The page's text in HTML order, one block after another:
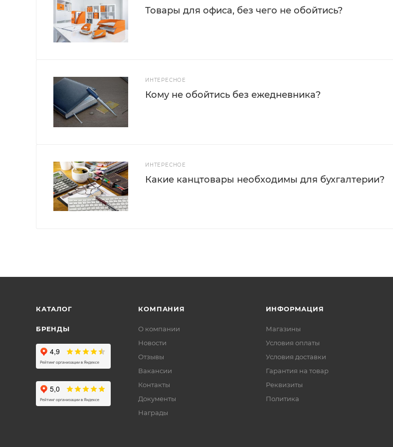
Товары для офиса, без чего не обойтись?
ИНТЕРЕСНОЕ
Кому не обойтись без ежедневника?
ИНТЕРЕСНОЕ
Какие канцтовары необходимы для бухгалтерии?
КАТАЛОГ
БРЕНДЫ
КОМПАНИЯ
О компании
Новости
Отзывы
Вакансии
Контакты
Документы
Награды
ИНФОРМАЦИЯ
Магазины
Условия оплаты
Условия доставки
Гарантия на товар
Реквизиты
Политика